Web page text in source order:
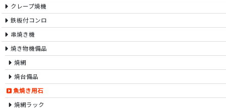
クレープ焼機
鉄板付コンロ
串焼き機
焼き物機備品
焼網
焼台備品
魚焼き用石
焼網ラック